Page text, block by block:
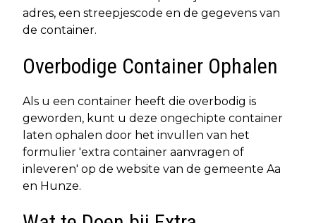
adres, een streepjescode en de gegevens van
de container.
Overbodige Container Ophalen
Als u een container heeft die overbodig is
geworden, kunt u deze ongechipte container
laten ophalen door het invullen van het
formulier 'extra container aanvragen of
inleveren' op de website van de gemeente Aa
en Hunze.